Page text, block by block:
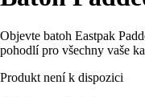
Objevte batoh Eastpak
pohodlí pro všechny vaše
Produkt není k dispozici